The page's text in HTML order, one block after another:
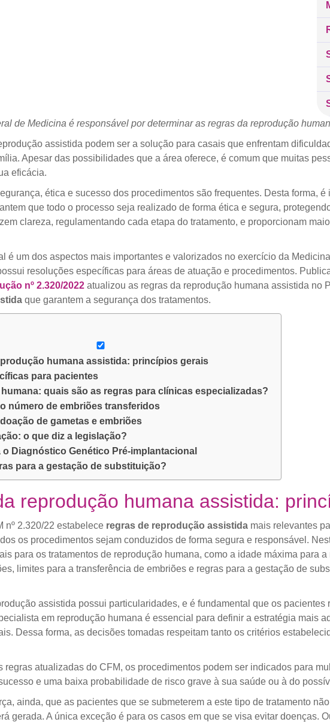
de Medicina é responsável por determinar as regras da reprodução
assistida podem ser a solução para casais que enfrentam
Apesar das possibilidades que a área oferece, é comum que muitas
eficácia.
ética e sucesso dos procedimentos são frequentes. Desta forma,
que todo o processo seja realizado de forma ética e segura,
clareza, regulamentando cada etapa do tratamento, e proporcionam
é um dos aspectos mais importantes e valorizados no exercício da
resoluções específicas para áreas de atuação e procedimentos.
nº 2.320/2022atualizou as regras da reprodução humana assistida no
que garantem a segurança dos tratamentos.
humana assistida: princípios gerais
para pacientes
quais são as regras para clínicas especializadas?
número de embriões transferidos
de gametas e embriões
o que diz a legislação?
o Diagnóstico Genético Pré-implantacional
para a gestação de substituição?
reprodução humana assistida:
nº 2.320/22 estabelece regras de reprodução assistida mais relevantes
os procedimentos sejam conduzidos de forma segura e responsável.
para os tratamentos de reprodução humana, como a idade máxima para
limites para a transferência de embriões e regras para a gestação de
assistida possui particularidades, e é fundamental que os
em reprodução humana é essencial para definir a estratégia mais
Dessa forma, as decisões tomadas respeitam tanto os critérios
regras atualizadas do CFM, os procedimentos podem ser indicados para
e uma baixa probabilidade de risco grave à sua saúde ou à do
ainda, que as pacientes que se submeterem a este tipo de tratamento
gerada. A única exceção é para os casos em que se visa evitar doenças.